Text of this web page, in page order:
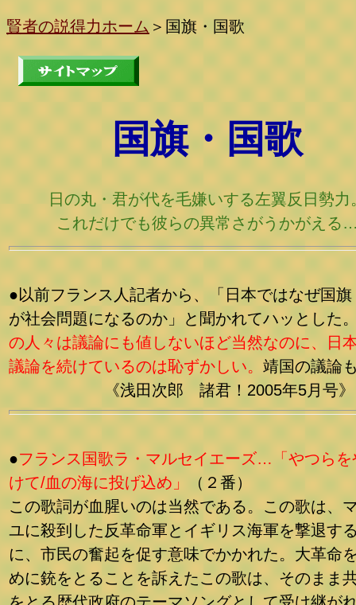
賢者の説得力ホーム ＞ 国旗・国歌
国旗・国歌
日の丸・君が代を毛嫌いする左翼反日勢力
これだけでも彼らの異常さがうかがえる
●以前フランス人記者から、「日本ではなぜ国旗
が社会問題になるのか」と聞かれてハッとした
の人々は議論にも値しないほど当然なのに、日
議論を続けているのは恥ずかしい。 靖国の議論
《浅田次郎 諸君！2005年5月号》
●フランス国歌ラ・マルセイエーズ…「やつらを
けて/血の海に投げ込め」
（２番）
この歌詞が血腥いのは当然である。この歌は、
ユに殺到した反革命軍とイギリス海軍を撃退す
に、市民の奮起を促す意味でかかれた。大革命
めに銃をとることを訴えたこの歌は、そのまま